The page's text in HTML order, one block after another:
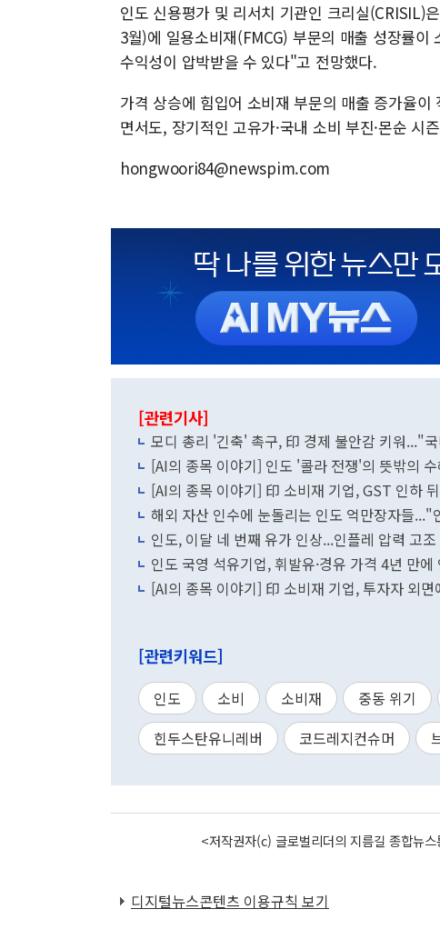
인도 신용평가 및 리서치 기관인 크리실(CRISIL)
3월)에 일용소비재(FMCG) 부문의 매출 성장률
수익성이 압박받을 수 있다"고 전망했다.
가격 상승에 힘입어 소비재 부문의 매출 증가율
면서도, 장기적인 고유가·국내 소비 부진·몬순
hongwoori84@newspim.com
[관련기사]
모디 총리 '긴축' 촉구, 印 경제 불안감 키워..."
[AI의 종목 이야기] 인도 '콜라 전쟁'의 뜻밖의
[AI의 종목 이야기] 印 소비재 기업, GST 인하
해외 자산 인수에 눈돌리는 인도 억만장자들
인도, 이달 네 번째 유가 인상...인플레 압력 고조
인도 국영 석유기업, 휘발유·경유 가격 4년 만에
[AI의 종목 이야기] 印 소비재 기업, 투자자 외
[관련키워드]
인도 소비 소비재 중동 위기
힌두스탄유니레버
코드레지컨슈머
<저작권자(c) 글로벌리더의 지름길 종합뉴
디지털뉴스콘텐츠 이용규칙 보기